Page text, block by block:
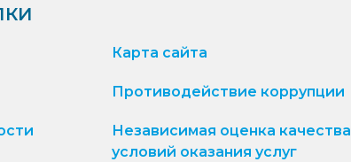
Карта сайта
Противодействие коррупции
Независимая оценка качества
условий оказания услуг